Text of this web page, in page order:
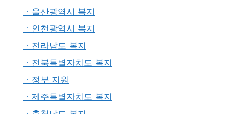
ㆍ울산광역시 복지
ㆍ인천광역시 복지
ㆍ전라남도 복지
ㆍ전북특별자치도 복지
ㆍ정부 지원
ㆍ제주특별자치도 복지